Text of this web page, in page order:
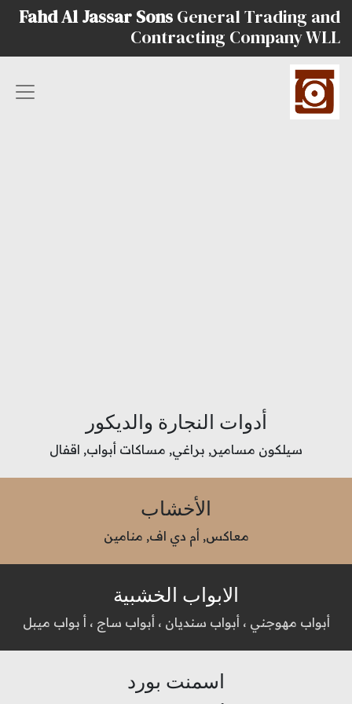
Fahd Al Jassar Sons General Trading and
Contracting Company WLL
أدوات النجارة والديكور
سيلكون مسامير, براغي, مساكات أبواب, اقفال
الأخشاب
معاكس, أم دي اف, منامين
الابواب الخشبية
أبواب مهوجني ، أبواب سنديان ، أبواب ساج ، أ بواب ميبل
اسمنت بورد